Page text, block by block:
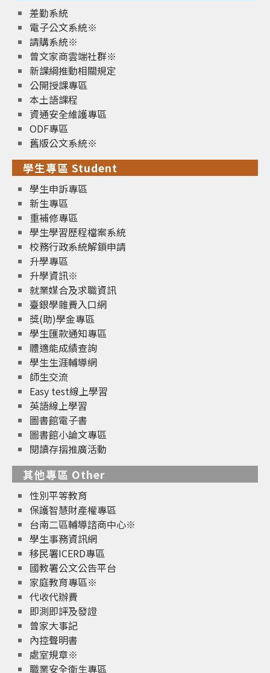
差勤系統
電子公文系統※
請購系統※
曾文家商雲端社群※
新課綱推動相關規定
公開授課專區
本土語課程
資通安全維護專區
ODF專區
舊版公文系統※
學生專區 Student
學生申訴專區
新生專區
重補修專區
學生學習歷程檔案系統
校務行政系統解鎖申請
升學專區
升學資訊※
就業媒合及求職資訊
臺銀學雜費入口網
獎(助)學金專區
學生匯款通知專區
體適能成績查詢
學生生涯輔導網
師生交流
Easy test線上學習
英語線上學習
圖書館電子書
圖書館小論文專區
閱讀存摺推廣活動
其他專區 Other
性別平等教育
保護智慧財產權專區
台南二區輔導諮商中心※
學生事務資訊網
移民署ICERD專區
國教署公文公告平台
家庭教育專區※
代收代辦費
即測即評及發證
曾家大事記
內控聲明書
處室規章※
職業安全衛生專區